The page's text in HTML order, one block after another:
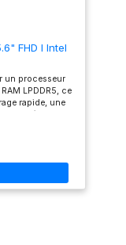
FHD I Intel
un processeur
LPDDR5, ce
rapide, une
aisée des
15.6" FULL
nette sur
La technologie
les longues
contenu.
256 Go assure
productivité.